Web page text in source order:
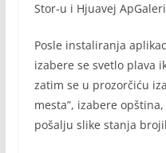
Stor-u i Hjuavej
Posle instaliranja
izabere se svetlo plava
zatim se u prozorčiću
mesta”, izabere
pošalju slike stanja